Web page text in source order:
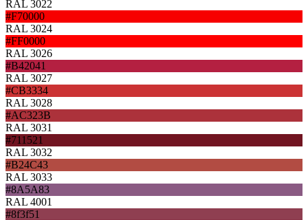
RAL 3022
#F70000
RAL 3024
#FF0000
RAL 3026
#B42041
RAL 3027
#CB3334
RAL 3028
#AC323B
RAL 3031
#711521
RAL 3032
#B24C43
RAL 3033
#8A5A83
RAL 4001
#8f3f51